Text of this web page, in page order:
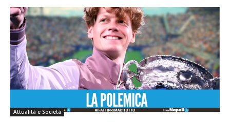
Attualità e Società